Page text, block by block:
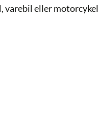
,varebil ellermotorcykel